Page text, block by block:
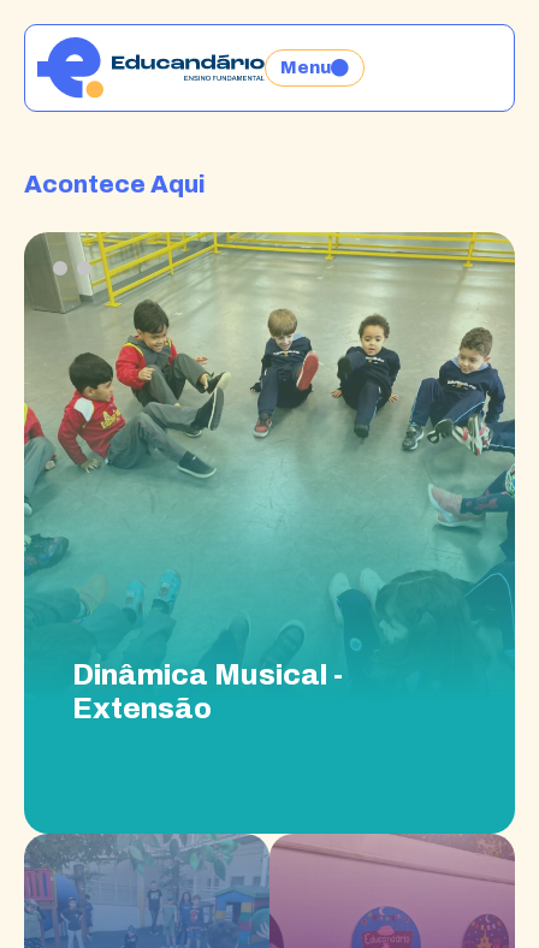
Menu
Acontece Aqui
Dinâmica Musical -
Extensão